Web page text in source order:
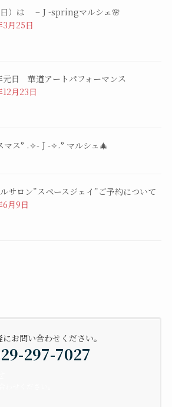
日）は – J -springマルシェ🌸
3月25日
元日 華道アートパフォーマンス
月23日
ス° ˖✧- J -✧˖° マルシェ🎄
サロン”スペースジェイ”ご予約について
6月9日
にお問い合わせください。
297-7027